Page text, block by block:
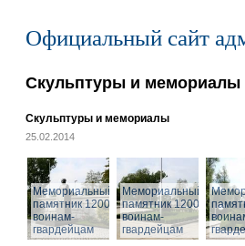
Официальный сайт
Скульптуры и мемориалы
Скульптуры и мемориалы
25.02.2014
Мемориальный
памятник 1200
воинам-
гвардейцам
Мемориальный
памятник 1200
воинам-
гвардейцам